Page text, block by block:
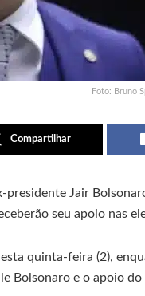
Foto: Bruno
Compartilhar
Jair
seu apoio nas
quinta-feira (2),
Bolsonaro e o apoio do